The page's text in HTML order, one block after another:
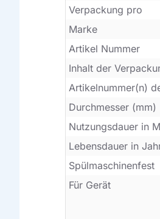
Verpackung pro
Marke
Artikel Nummer
Inhalt der
Artikelnummer(n)
Durchmesser (mm)
Nutzungsdauer in
Lebensdauer in
Spülmaschinenfest
Für Gerät